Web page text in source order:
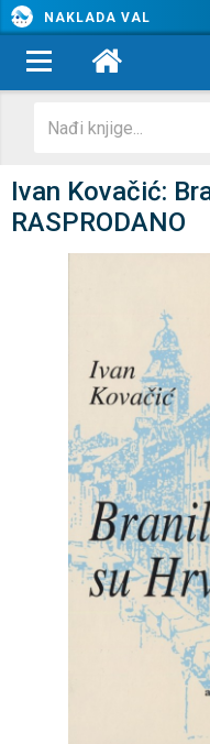
NAKLADA VAL
Ivan Kovačić:
RASPRODANO